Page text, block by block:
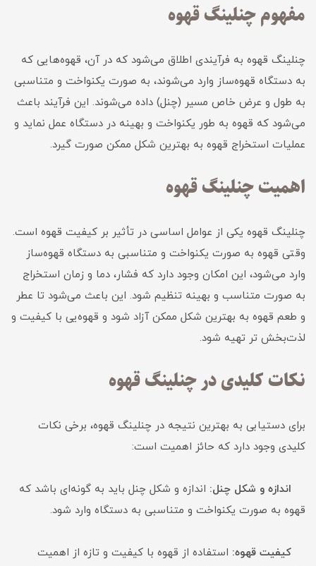
مفهوم چنلینگ قهوه
چنلینگ قهوه به فرآیندی اطلاق می‌شود که در آن، قهوه‌هایی که
به دستگاه قهوه‌ساز وارد می‌شوند، به صورت یکنواخت و متناسبی
به طول و عرض خاص مسیر (چنل) داده می‌شوند. این فرآیند باعث
می‌شود که قهوه به طور یکنواخت و بهینه در دستگاه عمل نماید و
عملیات استخراج قهوه به بهترین شکل ممکن صورت گیرد.
اهمیت چنلینگ قهوه
چنلینگ قهوه یکی از عوامل اساسی در تأثیر بر کیفیت قهوه است.
وقتی قهوه به صورت یکنواخت و متناسبی به دستگاه قهوه‌ساز
وارد می‌شود، این امکان وجود دارد که فشار، دما و زمان استخراج
به صورت متناسب و بهینه تنظیم شود. این باعث می‌شود تا عطر
و طعم قهوه به بهترین شکل ممکن آزاد شود و قهوه‌یی با کیفیت و
لذت‌بخش تر تهیه شود.
نکات کلیدی در چنلینگ قهوه
برای دستیابی به بهترین نتیجه در چنلینگ قهوه، برخی نکات
کلیدی وجود دارد که حائز اهمیت است:
اندازه و شکل چنل: اندازه و شکل چنل باید به گونه‌ای باشد که
قهوه به صورت یکنواخت و متناسبی به دستگاه وارد شود.
کیفیت قهوه: استفاده از قهوه با کیفیت و تازه از اهمیت